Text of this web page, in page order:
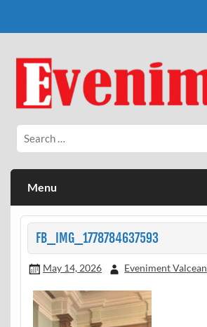
Eveniment Valcean
Menu
FB_IMG_1778784637593
May 14, 2026 Eveniment Valcean